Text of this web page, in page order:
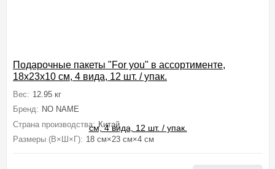
Подарочные пакеты "For you" в ассортименте,
18x23x10 см, 4 вида, 12 шт. / упак.
Вес: 12.95 кг
Бренд: NO NAME
Страна производства: Китай
Размеры (В×Ш×Г): 18 см×23 см×4 см